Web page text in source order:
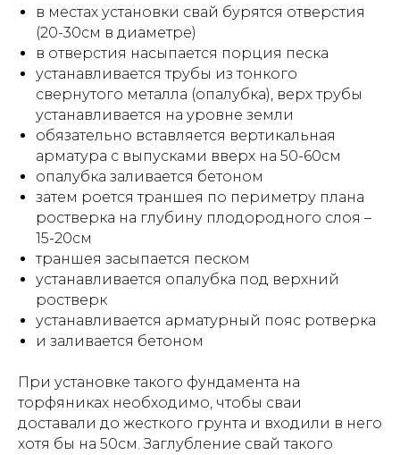
в местах установки свай бурятся отверстия
(20-30см в диаметре)
в отверстия насыпается порция песка
устанавливается трубы из тонкого
свернутого металла (опалубка), верх трубы
устанавливается на уровне земли
обязательно вставляется вертикальная
арматура с выпусками вверх на 50-60см
опалубка заливается бетоном
затем роется траншея по периметру плана
ростверка на глубину плодородного слоя –
15-20см
траншея засыпается песком
устанавливается опалубка под верхний
ростверк
устанавливается арматурный пояс ротверка
и заливается бетоном
При установке такого фундамента на
торфяниках необходимо, чтобы сваи
доставали до жесткого грунта и входили в него
хотя бы на 50см. Заглубление свай такого